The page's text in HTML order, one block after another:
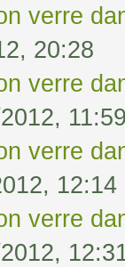
verre
20:28
verre
verre
12:14
verre